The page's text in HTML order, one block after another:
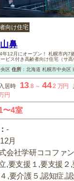
向け住宅
鼻
年12月にオープン！ 札幌市内7
ビス付き高齢者向け住宅（サ高
区 住所： 北海道 札幌市中央区
入居時 13.8 ～ 44.2 万円
円
〜4室
：-
月
会社学研ココファン
,要支援１,要支援２
,要介護５,認知症,